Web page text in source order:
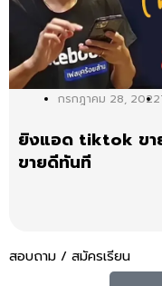
กรกฎาคม 28, 2022
ยิงแอด tiktok ขา
ขายดีทันที
สอบถาม / สมัครเรียน